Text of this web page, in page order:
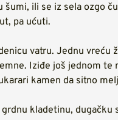
šumi, ili se iz sela ozgo
pa ućuti.
vatru. Jednu vreću
Iziđe još jednom te
kamen da sitno
kladetinu, dugačku